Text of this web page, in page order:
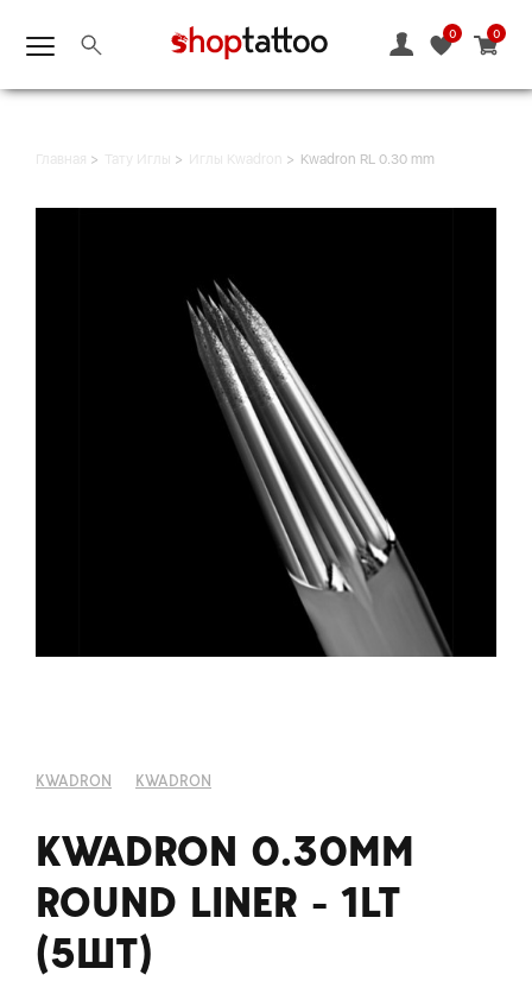
0
0
Главная Тату Иглы Иглы Kwadron Kwadron RL 0.30 mm
KWADRON KWADRON
KWADRON 0.30MM
ROUND LINER - 1LT
(5ШТ)